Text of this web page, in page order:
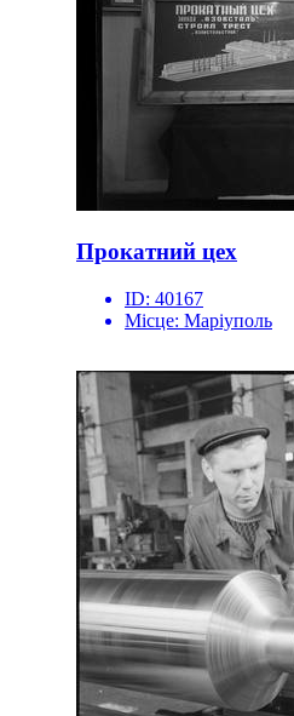
Прокатний цех
ID: 40167
Місце: Маріуполь